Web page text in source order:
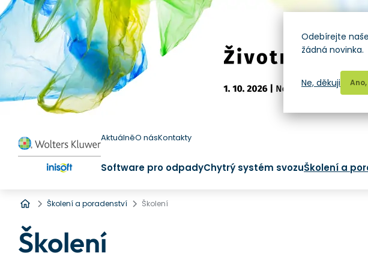
AktuálněO násKontakty
Software pro odpadyChytrý systém svozuŠkolení a
Úvod
Školení a poradenství Školení
Školení
Odebírejte
žádná novinka.
Ne, děkuji